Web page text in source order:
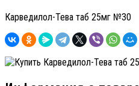
Карведилол-Тева таб 25мг №30